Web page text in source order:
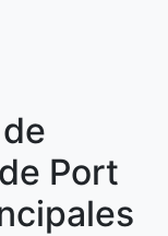
Port